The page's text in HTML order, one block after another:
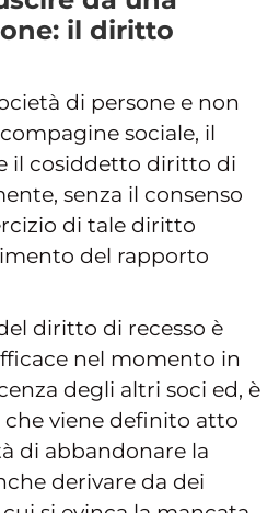
il diritto
di persone e non
sociale, il
il cosiddetto diritto di
senza il consenso
di tale diritto
del rapporto
diritto di recesso è
nel momento in
degli altri soci ed, è
viene definito atto
di abbandonare la
derivare da dei